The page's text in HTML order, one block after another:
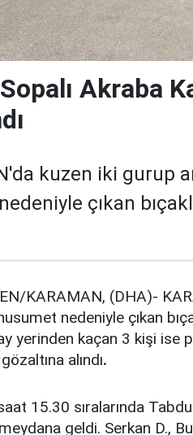
Sopalı Akraba
kuzen iki gurup
çıkan
KARAMAN, (DHA)-
nedeniyle çıkan
yerinden kaçan 3 kişi ise
alındı.
15.30 sıralarında
geldi. Serkan D.,